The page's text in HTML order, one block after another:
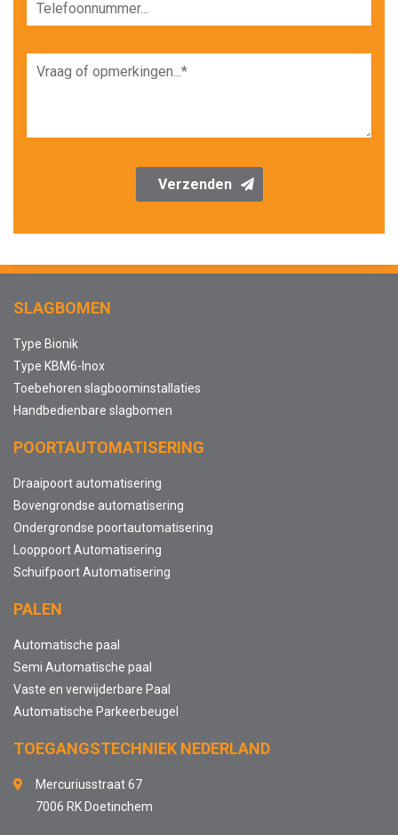
Verzenden
SLAGBOMEN
Type Bionik
Type KBM6-Inox
Toebehoren slagboominstallaties
Handbedienbare slagbomen
POORTAUTOMATISERING
Draaipoort automatisering
Bovengrondse automatisering
Ondergrondse poortautomatisering
Looppoort Automatisering
Schuifpoort Automatisering
PALEN
Automatische paal
Semi Automatische paal
Vaste en verwijderbare Paal
Automatische Parkeerbeugel
TOEGANGSTECHNIEK NEDERLAND
Mercuriusstraat 67
7006 RK Doetinchem